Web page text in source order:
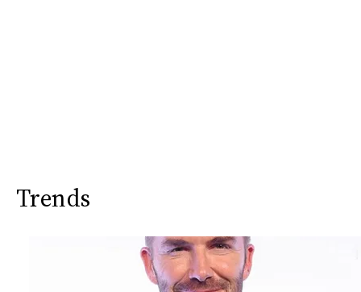
Trends